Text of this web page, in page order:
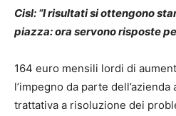
Cisl: “I risultati si ottengono
piazza: ora servono risposte
164 euro mensili lordi di
l’impegno da parte
trattativa a risoluzione dei